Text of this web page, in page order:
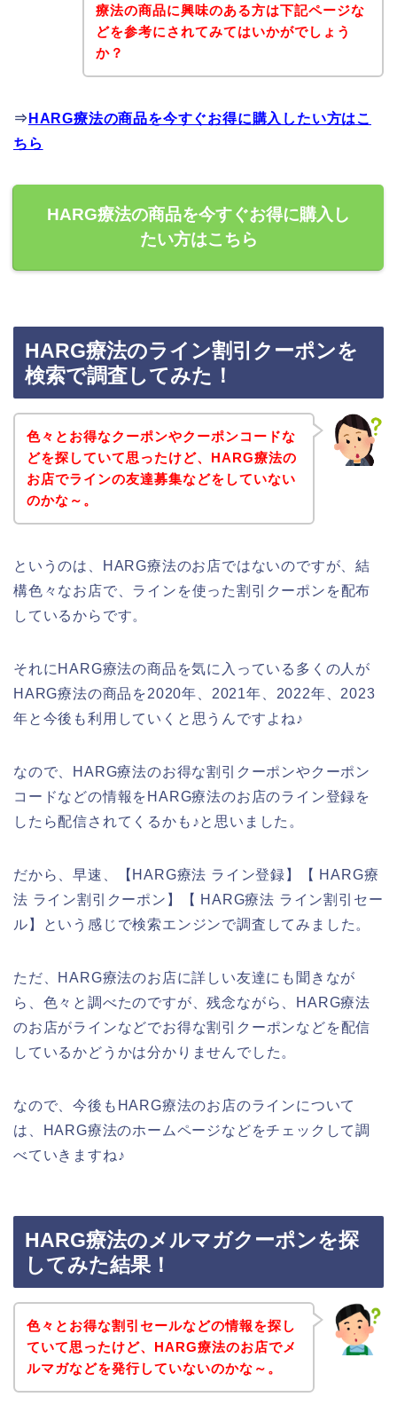
療法の商品に興味のある方は下記ページな
どを参考にされてみてはいかがでしょう
か？
⇒ HARG療法の商品を今すぐお得に購入したい方はこ
ちら
HARG療法の商品を今すぐお得に購入し
たい方はこちら
HARG療法のライン割引クーポンを
検索で調査してみた！
色々とお得なクーポンやクーポンコードな
どを探していて思ったけど、HARG療法の
お店でラインの友達募集などをしていない
のかな～。
というのは、HARG療法のお店ではないのですが、結
構色々なお店で、ラインを使った割引クーポンを配布
しているからです。
それにHARG療法の商品を気に入っている多くの人が
HARG療法の商品を2020年、2021年、2022年、2023
年と今後も利用していくと思うんですよね♪
なので、HARG療法のお得な割引クーポンやクーポン
コードなどの情報をHARG療法のお店のライン登録を
したら配信されてくるかも♪と思いました。
だから、早速、【HARG療法 ライン登録】【 HARG療
法 ライン割引クーポン】【 HARG療法 ライン割引セー
ル】という感じで検索エンジンで調査してみました。
ただ、HARG療法のお店に詳しい友達にも聞きなが
ら、色々と調べたのですが、残念ながら、HARG療法
のお店がラインなどでお得な割引クーポンなどを配信
しているかどうかは分かりませんでした。
なので、今後もHARG療法のお店のラインについて
は、HARG療法のホームページなどをチェックして調
べていきますね♪
HARG療法のメルマガクーポンを探
してみた結果！
色々とお得な割引セールなどの情報を探し
ていて思ったけど、HARG療法のお店でメ
ルマガなどを発行していないのかな～。